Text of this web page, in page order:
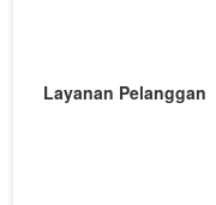
Layanan Pelanggan